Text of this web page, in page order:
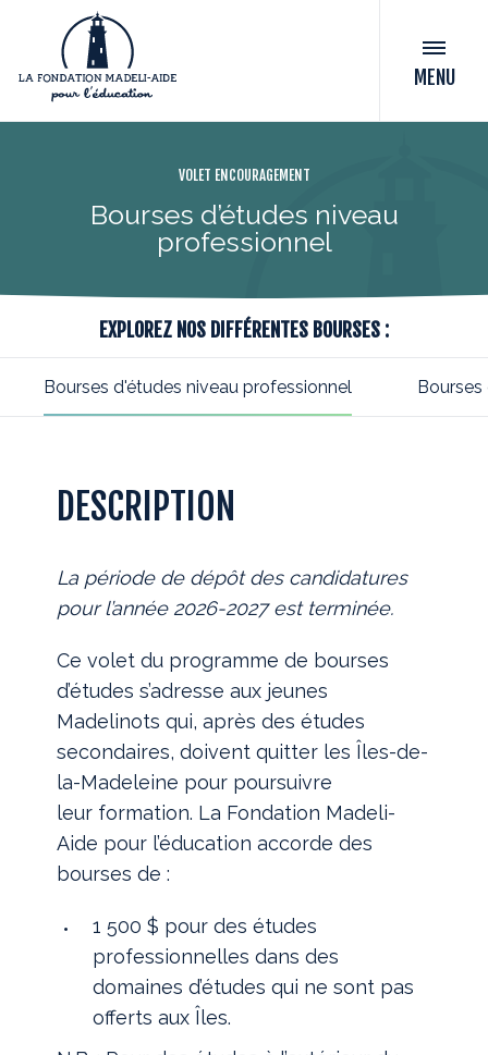
MENU
VOLET ENCOURAGEMENT
Bourses d’études niveau
professionnel
EXPLOREZ NOS DIFFÉRENTES BOURSES :
Bourses d'études niveau professionnel
DESCRIPTION
La période de dépôt des candidatures
pour l’année 2026-2027 est terminée.
Ce volet du programme de bourses
d’études s’adresse aux jeunes
Madelinots qui, après des études
secondaires, doivent quitter les Îles-de-
la-Madeleine pour poursuivre
leur formation. La Fondation Madeli-
Aide pour l’éducation accorde des
bourses de :
1 500 $ pour des études
professionnelles dans des
domaines d’études qui ne sont pas
offerts aux Îles.